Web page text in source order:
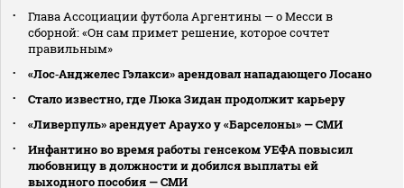
Глава Ассоциации футбола Аргентины — о Месси в
сборной: «Он сам примет решение, которое сочтет
правильным»
«Лос‑Анджелес Гэлакси» арендовал нападающего Лосано
Стало известно, где Люка Зидан продолжит карьеру
«Ливерпуль» арендует Араухо у «Барселоны» — СМИ
Инфантино во время работы генсеком УЕФА повысил
любовницу в должности и добился выплаты ей
выходного пособия — СМИ